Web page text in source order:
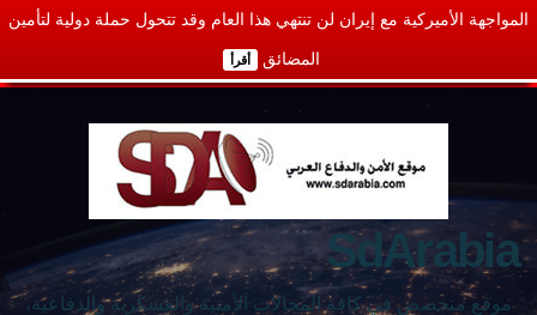
المواجهة الأميركية مع إيران لن تنتهي هذا العام وقد تتحول حملة دولية لتأمين
المضائق أقرأ
SdArabia
موقع متخصص في كافة المجالات الأمنية والعسكرية والدفاعية،